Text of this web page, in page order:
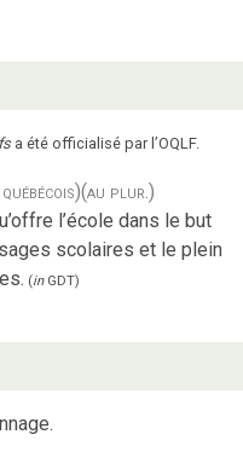
a été officialisé par l’OQLF.
(au plur.)
l’école dans le but
scolaires et le plein
(inGDT)